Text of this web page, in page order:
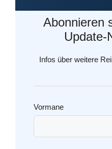
Abonnieren
Update-
Infos über weitere
Vormane